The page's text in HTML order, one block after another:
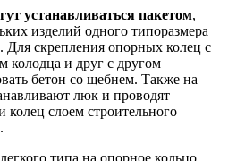
устанавливаться пакетом,
изделий одного типоразмера
скрепления опорных колец с
колодца и друг с другом
бетон со щебнем. Также на
люк и проводят
колец слоем строительного
типа на опорное кольцо,